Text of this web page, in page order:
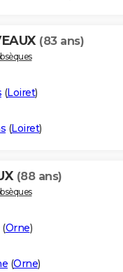
(83 ans)
(Loiret)
(Loiret)
(88 ans)
(Orne)
(Orne)